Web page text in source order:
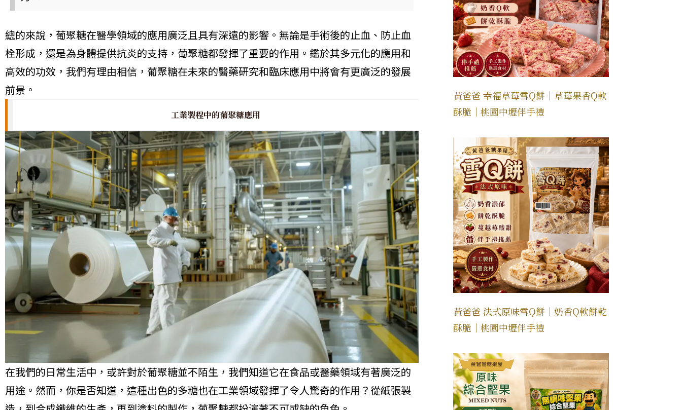
總的來說，葡聚糖在醫學領域的應用廣泛且具有深遠的影響。無論是手術後的止血、防止血
栓形成，還是為身體提供抗炎的支持，葡聚糖都發揮了重要的作用。鑑於其多元化的應用和
高效的功效，我們有理由相信，葡聚糖在未來的醫藥研究和臨床應用中將會有更廣泛的發展
前景。
工業製程中的葡聚糖應用
在我們的日常生活中，或許對於葡聚糖並不陌生，我們知道它在食品或醫藥領域有著廣泛的
用途。然而，你是否知道，這種出色的多糖也在工業領域發揮了令人驚奇的作用？從紙張製
黃爸爸 幸福草莓雪Q餅｜草莓果香Q軟
酥脆｜桃園中壢伴手禮
黃爸爸 法式原味雪Q餅｜奶香Q軟餅乾
酥脆｜桃園中壢伴手禮